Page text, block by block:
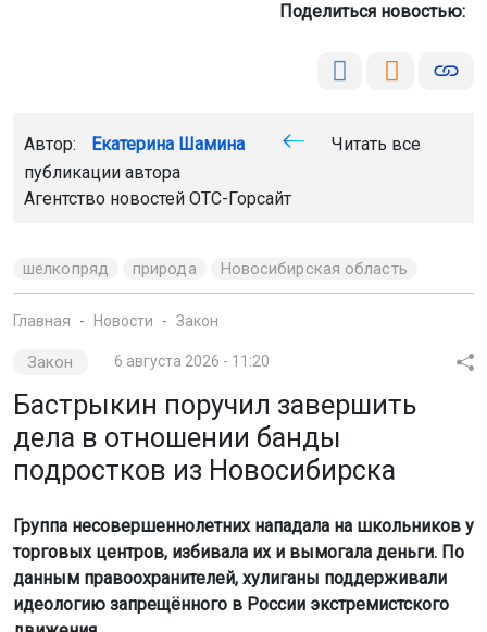
Поделиться новостью:
Автор: Екатерина Шамина
Читать все
публикации автора
Агентство новостей ОТС-Горсайт
шелкопряд природа Новосибирская область
Главная Новости Закон
Закон 6 августа 2026 - 11:20
Бастрыкин поручил завершить
дела в отношении банды
подростков из Новосибирска
Группа несовершеннолетних нападала на школьников у
торговых центров, избивала их и вымогала деньги. По
данным правоохранителей, хулиганы поддерживали
идеологию запрещённого в России экстремистского